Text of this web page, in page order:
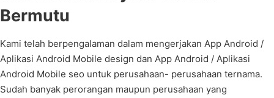
Bermutu
Kami telah berpengalaman dalam mengerjakan App Android /
Aplikasi Android Mobile design dan App Android / Aplikasi
Android Mobile seo untuk perusahaan- perusahaan ternama.
Sudah banyak perorangan maupun perusahaan yang